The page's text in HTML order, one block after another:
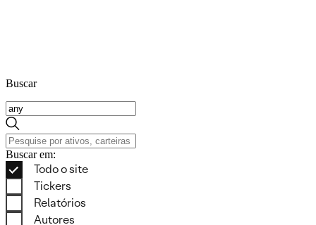
Buscar
Buscar em: